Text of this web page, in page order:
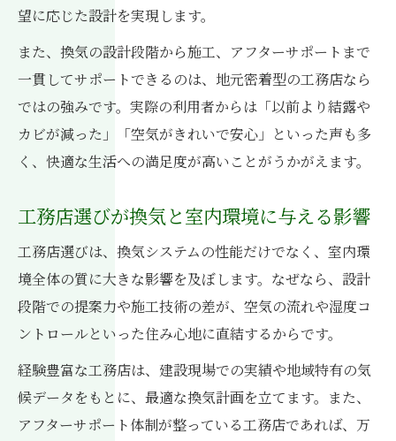
実績豊富な工務店が語る理想の換気性能
工務店がすすめる換気設備のメンテナンス
性
理想的な住まいを支える工務店の換気設計
換気と安心が両立する住まいの選択ポイント
工務店が考える住まいの安心と換気バラン
換気重視の工務店が提案する安全な住宅設
計
工務店のサポートで実現する換気と安心生
活
工務店選びで失敗しない換気の確認ポイン
ト
災害時にも強い工務店の換気対策とは何か
工務店選定で失敗しないための換気知識
望に応じた設計を実現します。
また、換気の設計段階から施工、アフターサポートまで
一貫してサポートできるのは、地元密着型の工務店なら
ではの強みです。実際の利用者からは「以前より結露や
カビが減った」「空気がきれいで安心」といった声も多
く、快適な生活への満足度が高いことがうかがえます。
工務店選びが換気と室内環境に与える影響
工務店選びは、換気システムの性能だけでなく、室内環
境全体の質に大きな影響を及ぼします。なぜなら、設計
段階での提案力や施工技術の差が、空気の流れや湿度コ
ントロールといった住み心地に直結するからです。
経験豊富な工務店は、建設現場での実績や地域特有の気
候データをもとに、最適な換気計画を立てます。また、
アフターサポート体制が整っている工務店であれば、万